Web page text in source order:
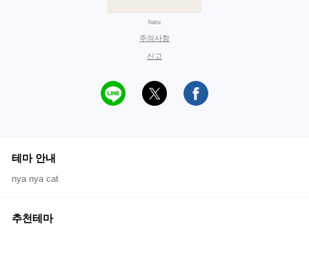
haru
주의사항
신고
테마 안내
nya nya cat
추천테마